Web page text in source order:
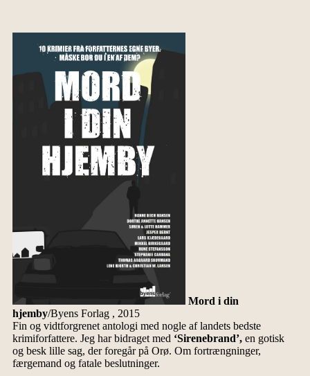
Mord i din
hjemby/Byens Forlag , 2015
Fin og vidtforgrenet antologi med nogle af landets bedste
krimiforfattere. Jeg har bidraget med‘Sirenebrand’,en gotisk
og besk lille sag, der foregår på Orø. Om fortrængninger,
færgemand og fatale beslutninger.